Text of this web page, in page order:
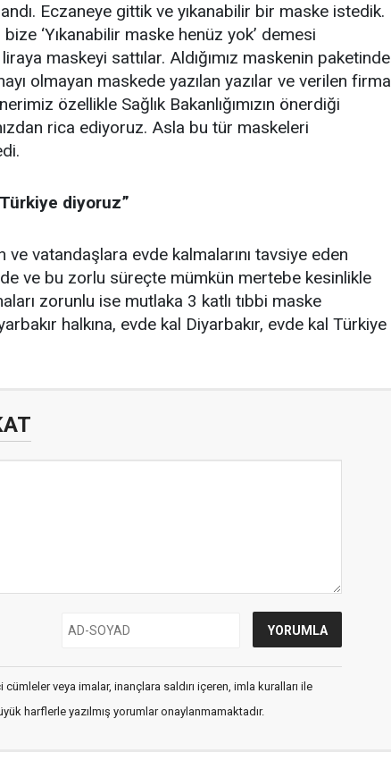
Eczaneye gittik ve yıkanabilir bir maske istedik.
‘Yıkanabilir maske henüz yok’ demesi
maskeyi sattılar. Aldığımız maskenin paketinde
olmayan maskede yazılan yazılar ve verilen firma
özellikle Sağlık Bakanlığımızın önerdiği
rica ediyoruz. Asla bu tür maskeleri
diyoruz”
vatandaşlara evde kalmalarını tavsiye eden
ve bu zorlu süreçte mümkün mertebe kesinlikle
zorunlu ise mutlaka 3 katlı tıbbi maske
halkına, evde kal Diyarbakır, evde kal Türkiye
veya imalar, inançlara saldırı içeren, imla kuralları ile
harflerle yazılmış yorumlar onaylanmamaktadır.